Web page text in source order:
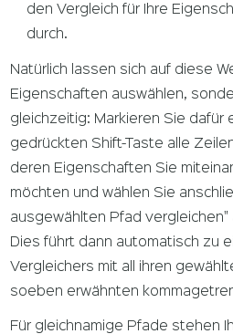
den Vergleich für Ihre
durch.
Natürlich lassen sich auf diese
Eigenschaften auswählen,
gleichzeitig: Markieren Sie dafür
gedrückten Shift-Taste alle
deren Eigenschaften Sie
möchten und wählen Sie
ausgewählten Pfad vergleichen"
Dies führt dann automatisch zu
Vergleichers mit all ihren
soeben erwähnten
Für gleichnamige Pfade stehen